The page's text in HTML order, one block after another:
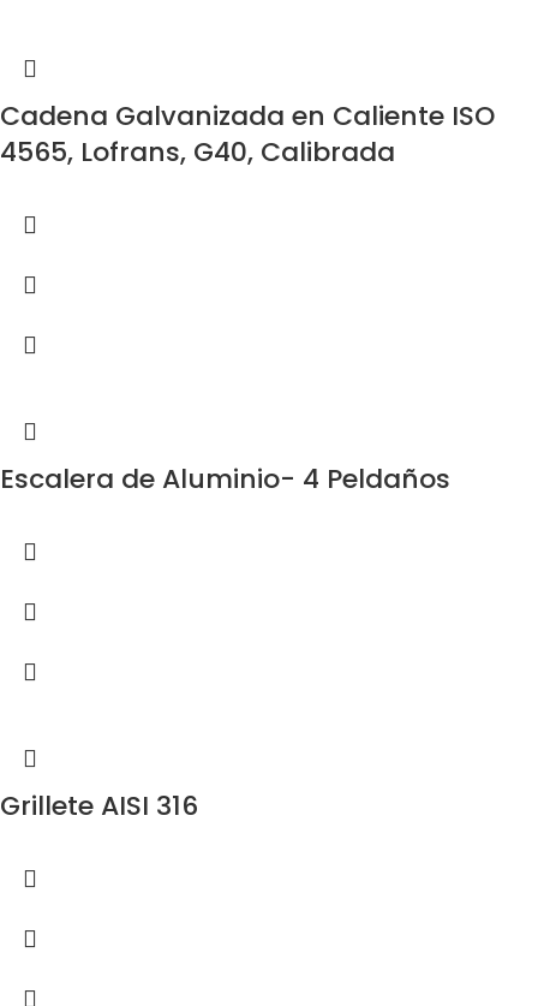
Cadena Galvanizada en Caliente ISO
4565, Lofrans, G40, Calibrada
Escalera de Aluminio- 4 Peldaños
Grillete AISI 316